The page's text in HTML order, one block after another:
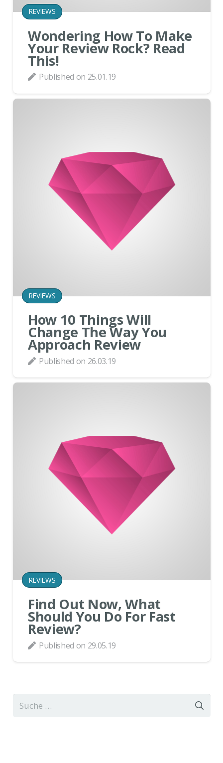
REVIEWS
Wondering How To Make
Your Review Rock? Read
This!
Published on 25.01.19
REVIEWS
How 10 Things Will
Change The Way You
Approach Review
Published on 26.03.19
REVIEWS
Find Out Now, What
Should You Do For Fast
Review?
Published on 29.05.19
nach: